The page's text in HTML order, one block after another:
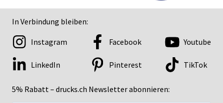
In Verbindung bleiben:
5% Rabatt – drucks.ch Newsletter abonnieren:
Instagram Facebook Youtube
LinkedIn Pinterest TikTok